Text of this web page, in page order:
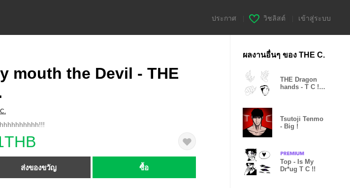
ประกาศ วิชลิสต์ เข้าสู่ระบบ
mouth the Devil - THE
ส่งของขวัญ ซื้อ
ผลงานอื่นๆ ของ THE C.
THE Dragon
hands - T C ! [
Tsutoji Tenmo
- Big !
Top - Is My
Dr*ug T C !!